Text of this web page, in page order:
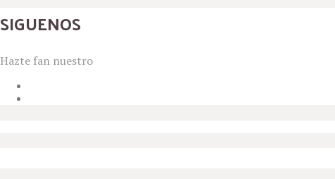
SIGUENOS
Hazte fan nuestro